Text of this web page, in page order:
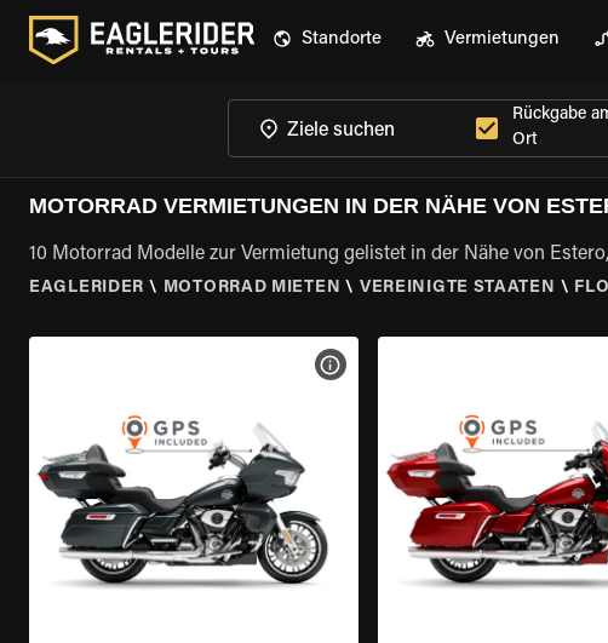
Standorte Vermietungen
Rückgabe
Ort
MOTORRAD VERMIETUNGEN IN DER NÄHE VON
10 Motorrad Modelle zur Vermietung gelistet in der Nähe von
EAGLERIDER \ MOTORRAD MIETEN \ VEREINIGTE STAATEN \
MOTORRAD-DETAILS ANZEIGEN